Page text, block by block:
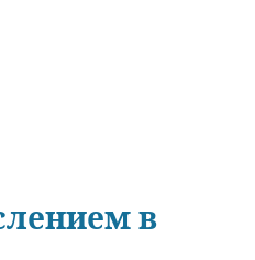
в